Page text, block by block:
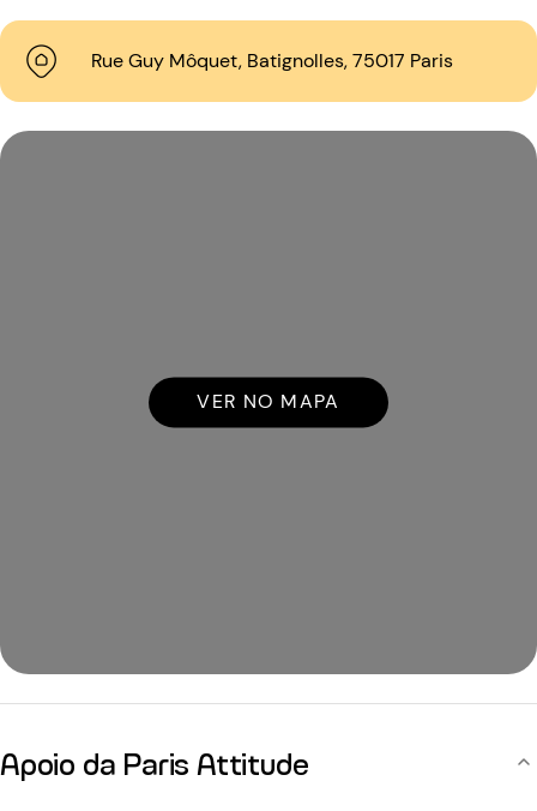
Rue Guy Môquet, Batignolles, 75017 Paris
VER NO MAPA
Apoio da Paris Attitude